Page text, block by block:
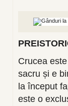
Crucea
sacru și e
la început
este o